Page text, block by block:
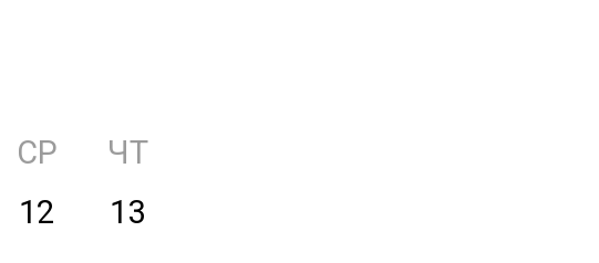
СР
ЧТ
12 13